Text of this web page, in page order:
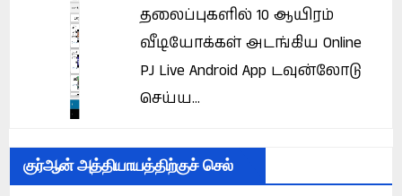
தலைப்புகளில் 10 ஆயிரம்
வீடியோக்கள் அடங்கிய Online
PJ Live Android App டவுன்லோடு
செய்ய...
குர்ஆன் அத்தியாயத்திற்குச் செல்